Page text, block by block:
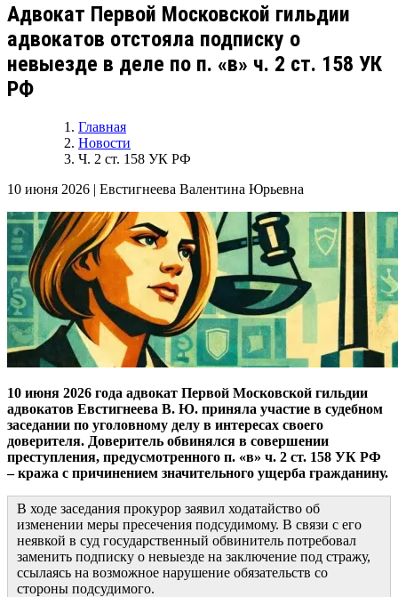
Адвокат Первой Московской гильдии
адвокатов отстояла подписку о
невыезде в деле по п. «в» ч. 2 ст. 158 УК
РФ
Главная
Новости
Ч. 2 ст. 158 УК РФ
10 июня 2026 | Евстигнеева Валентина Юрьевна
10 июня 2026 года адвокат Первой Московской гильдии
адвокатов Евстигнеева В. Ю. приняла участие в судебном
заседании по уголовному делу в интересах своего
доверителя. Доверитель обвинялся в совершении
преступления, предусмотренного п. «в» ч. 2 ст. 158 УК РФ
– кража с причинением значительного ущерба гражданину.
В ходе заседания прокурор заявил ходатайство об
изменении меры пресечения подсудимому. В связи с его
неявкой в суд государственный обвинитель потребовал
заменить подписку о невыезде на заключение под стражу,
ссылаясь на возможное нарушение обязательств со
стороны подсудимого.